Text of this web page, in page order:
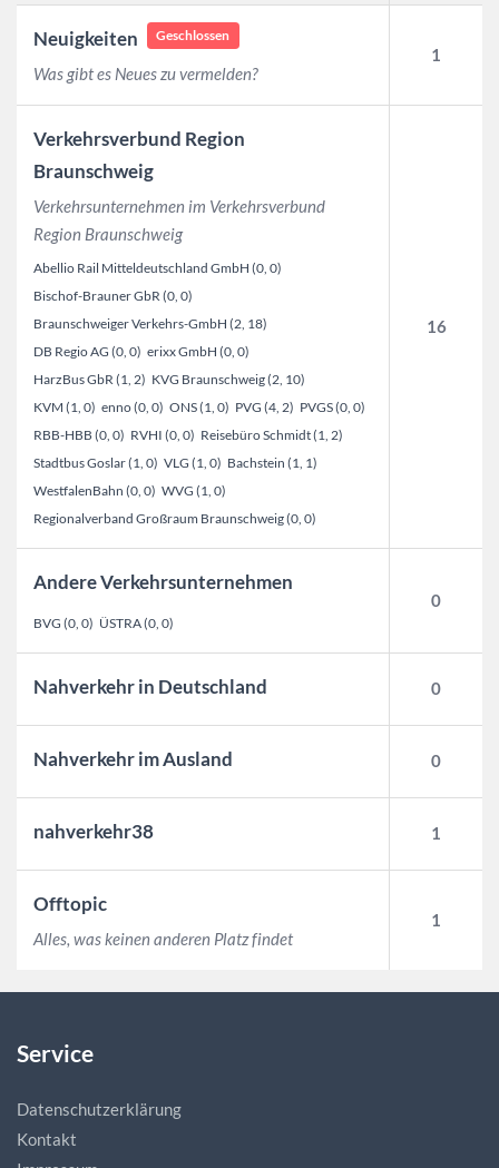
Neuigkeiten Geschlossen
Was gibt es Neues zu vermelden?
1
Verkehrsverbund Region
Braunschweig
Verkehrsunternehmen im Verkehrsverbund
Region Braunschweig
Abellio Rail Mitteldeutschland GmbH (0, 0)
Bischof-Brauner GbR (0, 0)
Braunschweiger Verkehrs-GmbH (2, 18)
DB Regio AG (0, 0) erixx GmbH (0, 0)
HarzBus GbR (1, 2) KVG Braunschweig (2, 10)
KVM (1, 0) enno (0, 0) ONS (1, 0) PVG (4, 2) PVGS (0, 0)
RBB-HBB (0, 0) RVHI (0, 0) Reisebüro Schmidt (1, 2)
Stadtbus Goslar (1, 0) VLG (1, 0) Bachstein (1, 1)
WestfalenBahn (0, 0) WVG (1, 0)
Regionalverband Großraum Braunschweig (0, 0)
16
Andere Verkehrsunternehmen
BVG (0, 0) ÜSTRA (0, 0)
0
Nahverkehr in Deutschland 0
Nahverkehr im Ausland 0
nahverkehr38 1
Offtopic
Alles, was keinen anderen Platz findet
1
Service
Datenschutzerklärung
Kontakt